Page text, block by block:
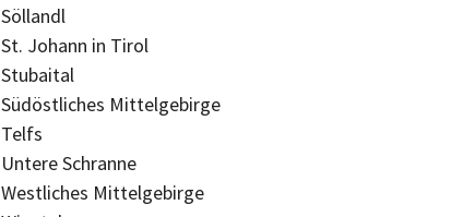
Söllandl
St. Johann in Tirol
Stubaital
Südöstliches Mittelgebirge
Telfs
Untere Schranne
Westliches Mittelgebirge